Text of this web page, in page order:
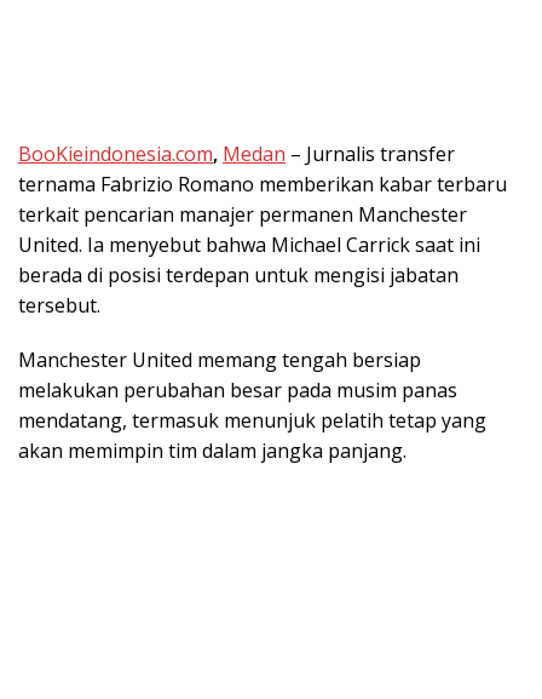
BooKieindonesia.com, Medan – Jurnalis transfer
ternama Fabrizio Romano memberikan kabar terbaru
terkait pencarian manajer permanen Manchester
United. Ia menyebut bahwa Michael Carrick saat ini
berada di posisi terdepan untuk mengisi jabatan
tersebut.
Manchester United memang tengah bersiap
melakukan perubahan besar pada musim panas
mendatang, termasuk menunjuk pelatih tetap yang
akan memimpin tim dalam jangka panjang.